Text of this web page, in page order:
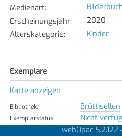
Medienart:
Erscheinungsjahr:
2020
Alterskategorie: Kinder
Exemplare
Karte anzeigen
Bibliothek: Brüttisellen
Exemplarstatus:
Nicht
webOpac 5.2.122